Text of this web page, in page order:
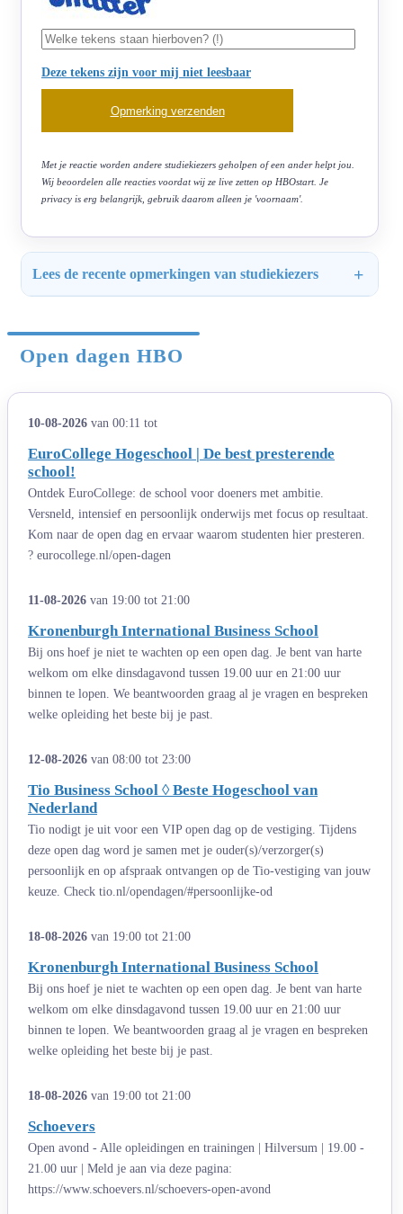
Deze tekens zijn voor mij niet leesbaar
Met je reactie worden andere studiekiezers geholpen of een ander helpt jou.
Wij beoordelen alle reacties voordat wij ze live zetten op HBOstart. Je
privacy is erg belangrijk, gebruik daarom alleen je 'voornaam'.
Lees de recente opmerkingen van studiekiezers
Open dagen HBO
10-08-2026 van 00:11 tot
EuroCollege Hogeschool | De best presterende
school!
Ontdek EuroCollege: de school voor doeners met ambitie.
Versneld, intensief en persoonlijk onderwijs met focus op resultaat.
Kom naar de open dag en ervaar waarom studenten hier presteren.
? eurocollege.nl/open-dagen
11-08-2026 van 19:00 tot 21:00
Kronenburgh International Business School
Bij ons hoef je niet te wachten op een open dag. Je bent van harte
welkom om elke dinsdagavond tussen 19.00 uur en 21:00 uur
binnen te lopen. We beantwoorden graag al je vragen en bespreken
welke opleiding het beste bij je past.
12-08-2026 van 08:00 tot 23:00
Tio Business School ◊ Beste Hogeschool van
Nederland
Tio nodigt je uit voor een VIP open dag op de vestiging. Tijdens
deze open dag word je samen met je ouder(s)/verzorger(s)
persoonlijk en op afspraak ontvangen op de Tio-vestiging van jouw
keuze. Check tio.nl/opendagen/#persoonlijke-od
18-08-2026 van 19:00 tot 21:00
Kronenburgh International Business School
Bij ons hoef je niet te wachten op een open dag. Je bent van harte
welkom om elke dinsdagavond tussen 19.00 uur en 21:00 uur
binnen te lopen. We beantwoorden graag al je vragen en bespreken
welke opleiding het beste bij je past.
18-08-2026 van 19:00 tot 21:00
Schoevers
Open avond - Alle opleidingen en trainingen | Hilversum | 19.00 -
21.00 uur | Meld je aan via deze pagina:
https://www.schoevers.nl/schoevers-open-avond